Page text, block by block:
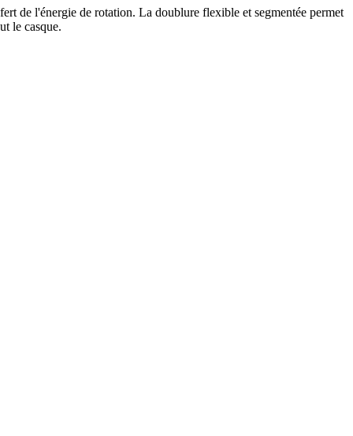
de l'énergie de rotation. La doublure flexible et segmentée permet
le casque.